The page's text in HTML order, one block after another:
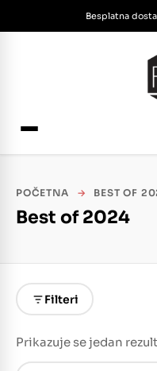
Besplatna
POČETNA → BEST OF
Best of 2024
Filteri
Prikazuje se jedan